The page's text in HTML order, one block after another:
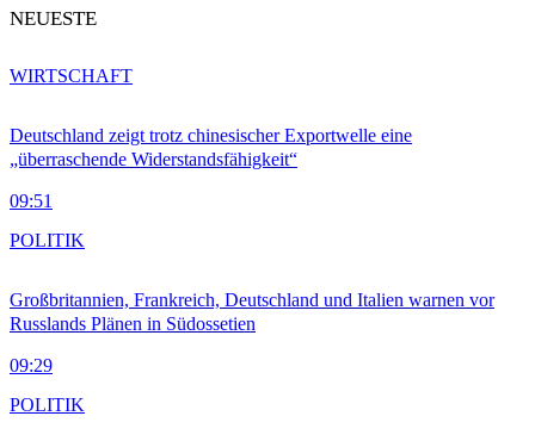
NEUESTE
Deutschland zeigt trotz chinesischer Exportwelle eine
„überraschende Widerstandsfähigkeit“
09:51
WIRTSCHAFT
Großbritannien, Frankreich, Deutschland und Italien warnen vor
Russlands Plänen in Südossetien
09:29
POLITIK
POLITIK